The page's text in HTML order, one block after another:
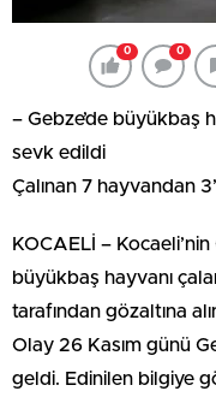
0 0
– Gebze’de büyükbaş
sevk edildi
Çalınan 7 hayvandan
KOCAELİ –
büyükbaş hayvanı
tarafından gözaltına
Olay 26 Kasım günü
geldi. Edinilen bilgiye